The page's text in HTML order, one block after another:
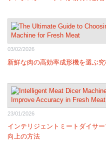
03/02/2026
新鮮な肉の高効率成形機を選ぶ
23/01/2026
インテリジェントミートダイサ
向上の方法